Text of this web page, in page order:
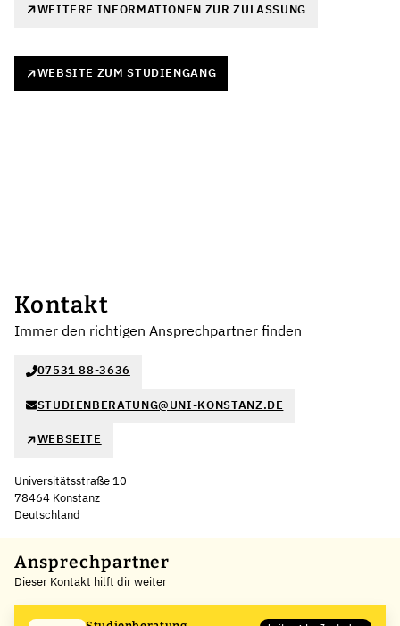
WEITERE INFORMATIONEN ZUR ZULASSUNG
WEBSITE ZUM STUDIENGANG
Kontakt
Immer den richtigen Ansprechpartner finden
07531 88-3636
STUDIENBERATUNG@UNI-KONSTANZ.DE
WEBSEITE
Universitätsstraße 10
78464 Konstanz
Deutschland
+
−
Ansprechpartner
Dieser Kontakt hilft dir weiter